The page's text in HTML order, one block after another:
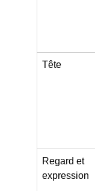
Tête
Regard et
expression